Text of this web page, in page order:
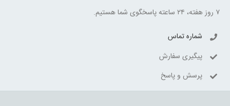
۷ روز هفته، ۲۴ ساعته پاسخگوی شما هستیم.
شماره تماس
پیگیری سفارش
پرسش و پاسخ